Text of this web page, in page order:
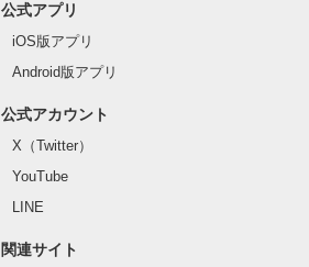
公式アプリ
iOS版アプリ
Android版アプリ
公式アカウント
X（Twitter）
YouTube
LINE
関連サイト